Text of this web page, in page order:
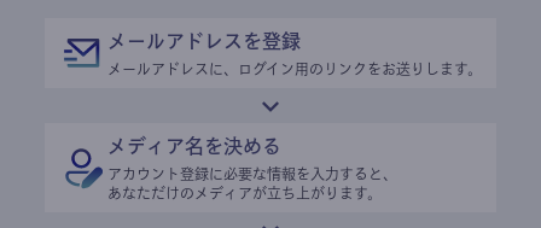
メールアドレスを登録
メールアドレスに、ログイン用のリンクをお送りします。
メディア名を決める
アカウント登録に必要な情報を入力すると、
あなただけのメディアが立ち上がります。